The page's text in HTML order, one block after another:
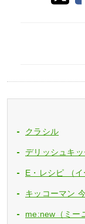
クラシル
デリッシュキッ
E・レシピ （イ
キッコーマン
me:new（ミー